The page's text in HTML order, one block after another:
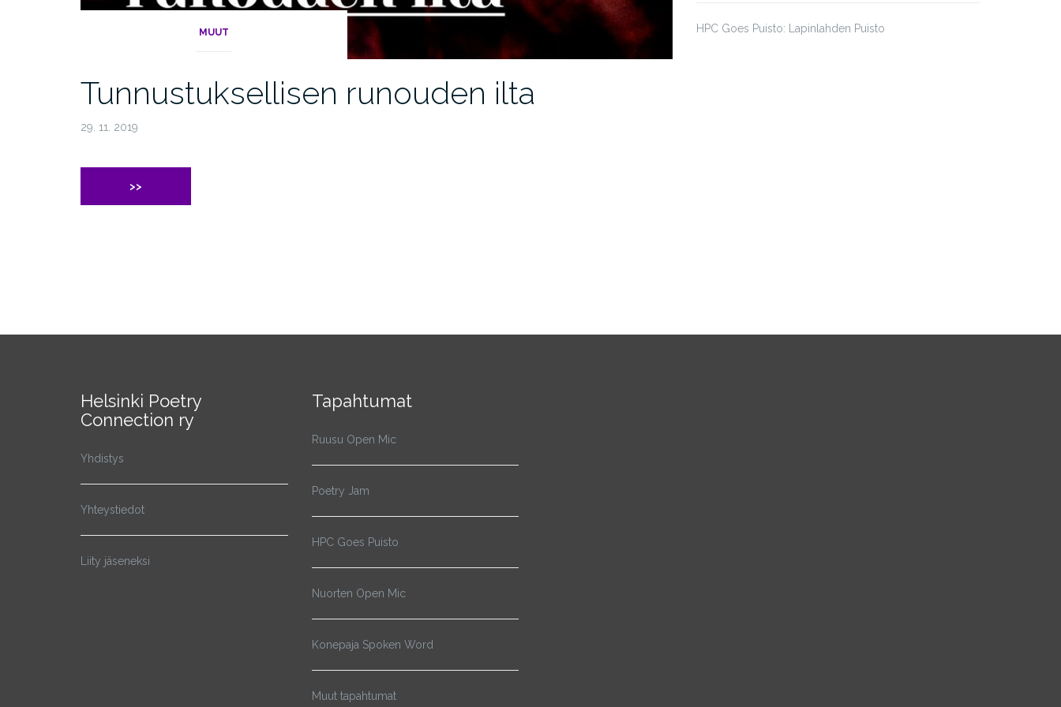
MUUT
Tunnustuksellisen runouden ilta
29. 11. 2019
>>
HPC Goes Puisto: Lapinlahden Puisto
Helsinki Poetry
Connection ry
Yhdistys
Yhteystiedot
Liity jäseneksi
Tapahtumat
Ruusu Open Mic
Poetry Jam
HPC Goes Puisto
Nuorten Open Mic
Konepaja Spoken Word
Muut tapahtumat